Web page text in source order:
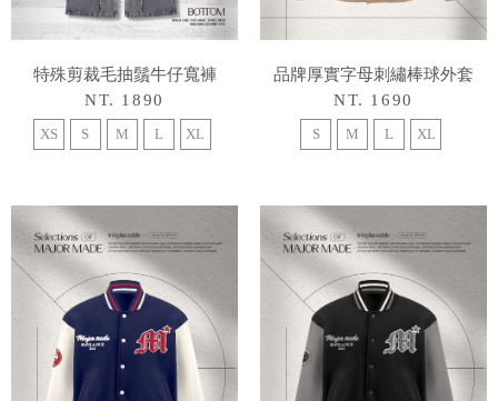
特殊剪裁毛抽鬚牛仔寬褲
NT. 1890
XS S M L XL
品牌厚實字母刺繡棒球外套
NT. 1690
S M L XL